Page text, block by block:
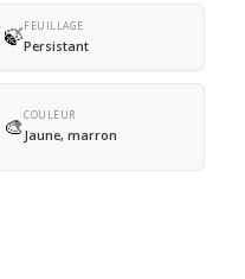
🍃FEUILLAGE
Persistant
🎨COULEUR
Jaune, marron